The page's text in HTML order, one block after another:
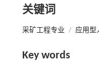
关键词
采矿工程专业 / 应用型
Key words